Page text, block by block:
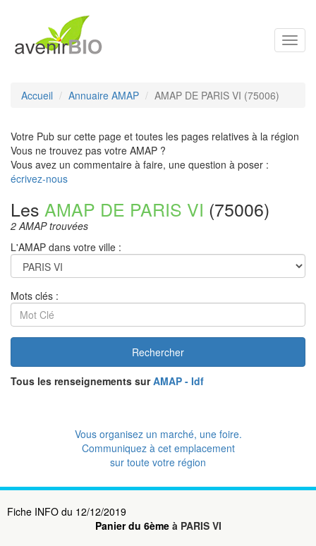
Accueil Annuaire AMAP AMAP DE PARIS VI (75006)
Votre Pub sur cette page et toutes les pages relatives à la région
Vous ne trouvez pas votre AMAP ?
Vous avez un commentaire à faire, une question à poser :
écrivez-nous
Les AMAP DE PARIS VI (75006)
2 AMAP trouvées
L'AMAP dans votre ville :
Mots clés :
Rechercher
Tous les renseignements surAMAP - Idf
Vous organisez un marché, une foire.
Communiquez à cet emplacement
sur toute votre région
Fiche INFO du 12/12/2019
Panier du 6èmeà PARIS VI